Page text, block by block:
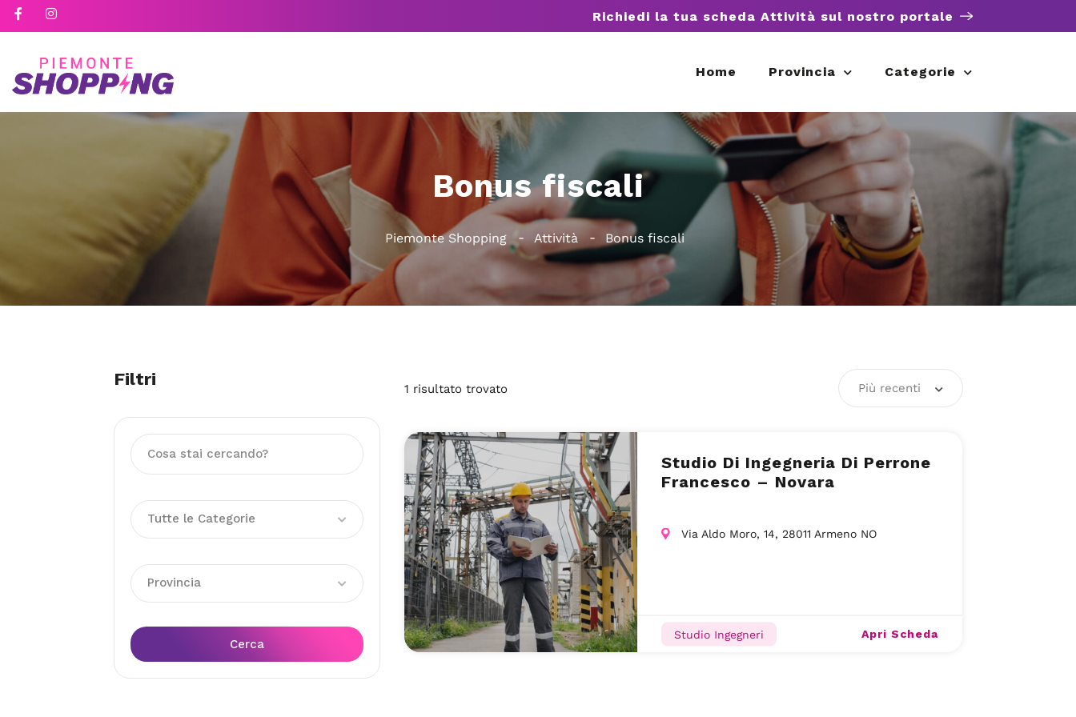
Richiedi la tua scheda Attività sul nostro portale
Home Provincia Categorie
Bonus fiscali
Piemonte Shopping Attività Bonus fiscali
Filtri
Tutte le Categorie
Provincia
Cerca
1 risultato trovato Più recenti
Studio Di Ingegneria Di Perrone
Francesco – Novara
Via Aldo Moro, 14, 28011 Armeno NO
Studio Ingegneri Apri Scheda